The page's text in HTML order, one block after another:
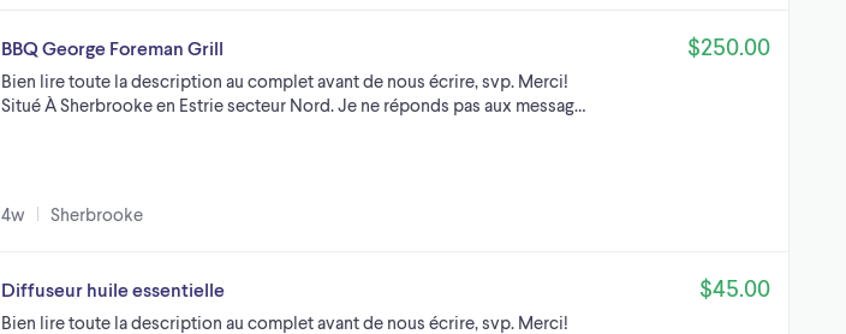
BBQ George Foreman Grill
Bien lire toute la description au complet avant de nous écrire, svp. Merci!
Situé À Sherbrooke en Estrie secteur Nord. Je ne réponds pas aux messag…
4w Sherbrooke
$250.00
Diffuseur huile essentielle
Bien lire toute la description au complet avant de nous écrire, svp. Merci!
$45.00